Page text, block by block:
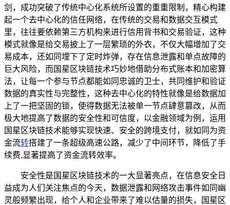
剑，成功突破了传统中心化系统所设置的重重限制，精心构建
起一个去中心化的信任网络，在传统的交易和数据交互模式
里，往往要依赖第三方机构来进行信用背书和交易验证，这种
模式就像是给交易披上了一层繁琐的外衣，不仅大幅增加了交
易成本，还如同埋下了定时炸弹，存在信息泄露和单点故障的
巨大风险，而国星区块链技术巧妙地借助分布式账本和加密算
法，让每一个参与节点都能如同忠诚的卫士，共同维护和验证
数据的真实性与完整性，这种去中心化的特性就像是给数据加
上了一把坚固的锁，使得数据无法被单一节点肆意篡改，从而
极大地提高了数据的安全性和可信度，以金融领域为例，运用
国星区块链技术能够实现快速、安全的跨境支付，就如同为资
金流转搭建了一条超级高速公路，减少了中间环节，降低了手
续费,显著提高了资金流转效率。
安全性是国星区块链技术的一大显著亮点，在信息安全日
益成为人们关注焦点的今天，数据泄露和网络攻击事件如同幽
灵般频繁出现，给个人和企业带来了难以估量的损失，国星区